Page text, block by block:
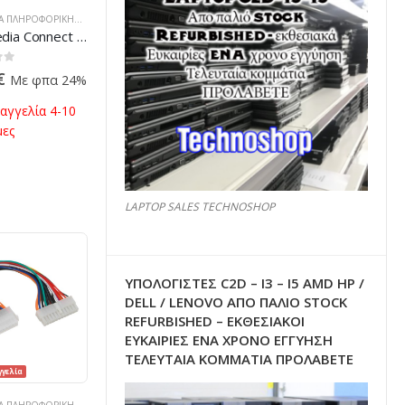
3.5 “Media Connect Bay CR-3400
Με φπα 24%
4-10
LAPTOP SALES TECHNOSHOP
ΥΠΟΛΟΓΙΣΤΕΣ C2D – I3 – I5 AMD HP /
DELL / LENOVO ΑΠΟ ΠΑΛΙΌ STOCK
REFURBISHED – ΕΚΘΕΣΙΑΚΟΊ
ΕΥΚΑΙΡΊΕΣ ΈΝΑ ΧΡΌΝΟ ΕΓΓΎΗΣΗ
ΤΕΛΕΥΤΑΊΑ ΚΟΜΜΆΤΙΑ ΠΡΟΛΑΒΕΤΕ